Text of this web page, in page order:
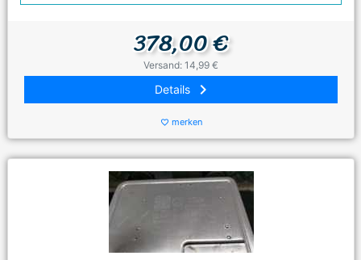
378,00 €
Versand: 14,99 €
Details keyboard_arrow_right
favorite_border merken